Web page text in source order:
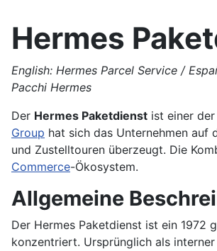
Hermes
English: Hermes Parcel Service /
Pacchi Hermes
Der Hermes Paketdienst ist einer
Group hat sich das Unternehmen
und Zustelltouren überzeugt. Die
Commerce-Ökosystem.
Allgemeine
Der Hermes Paketdienst ist ein 1972
konzentriert. Ursprünglich als